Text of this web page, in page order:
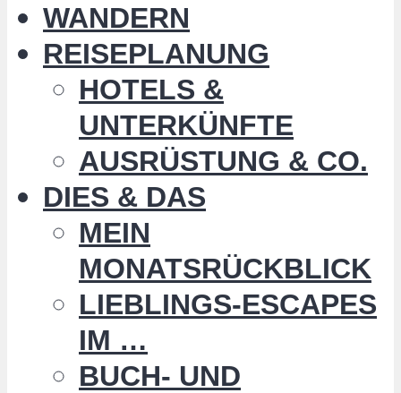
WANDERN
REISEPLANUNG
HOTELS &
UNTERKÜNFTE
AUSRÜSTUNG & CO.
DIES & DAS
MEIN
MONATSRÜCKBLICK
LIEBLINGS-ESCAPES
IM …
BUCH- UND